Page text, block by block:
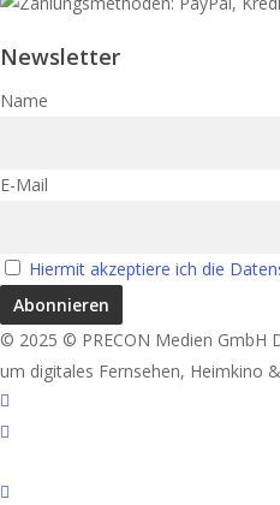
Newsletter
Name
E-Mail
Hiermit akzeptiere ich die
© 2025 © PRECON Medien GmbH
um digitales Fernsehen, Heimkino
facebook
RSS